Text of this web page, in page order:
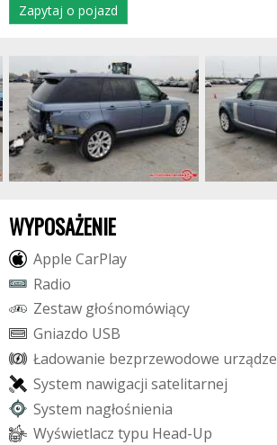
Zapytaj o pojazd
WYPOSAŻENIE
Apple CarPlay
Radio
Zestaw głośnomówiący
Gniazdo USB
Ładowanie bezprzewodowe urządze
System nawigacji satelitarnej
System nagłośnienia
Wyświetlacz typu Head-Up